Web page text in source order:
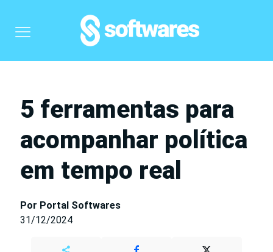
5 ferramentas para
acompanhar política
em tempo real
Por Portal Softwares
31/12/2024